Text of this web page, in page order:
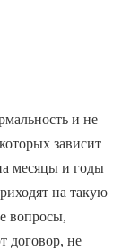
и не
зависит
месяцы и годы
на такую
вопросы,
договор, не